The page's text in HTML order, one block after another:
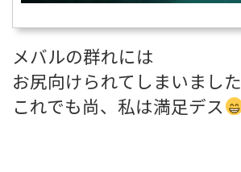
メバルの群れには
お尻向けられてしまいました
これでも尚、私は満足デス